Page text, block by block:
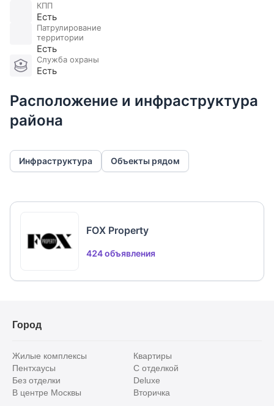
КПП
Есть
Патрулирование
территории
Есть
Служба охраны
Есть
Расположение и инфраструктура
района
Инфраструктура Объекты рядом
FOX Property
424 объявления
Город
Жилые комплексы
Квартиры
Пентхаусы
С отделкой
Без отделки
Deluxe
В центре Москвы
Вторичка